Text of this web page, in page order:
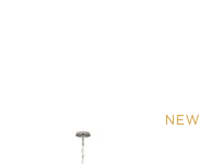
NEW